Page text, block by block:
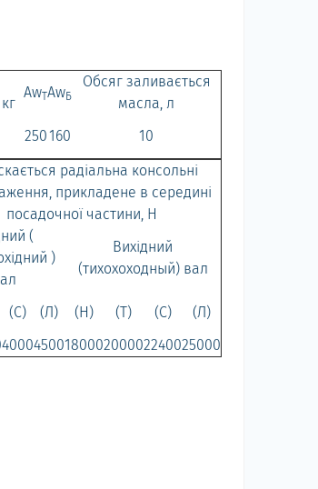
AwTAwБ
Обсяг заливається
масла, л
250160 10
радіальна консольні
прикладене в середині
посадочної частини, Н
(
)
Вихідний
(тихохоходный) вал
(С) (Л) (Н) (Т) (С)
(Л)
4000450018000200002240025000